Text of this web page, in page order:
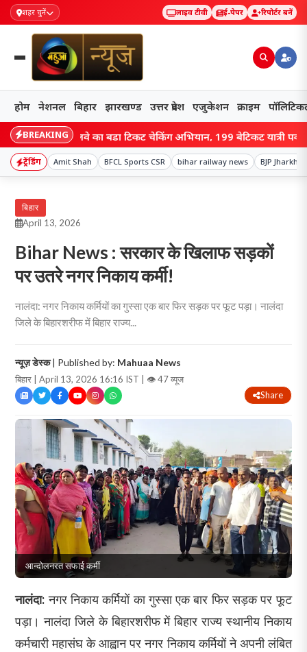
शहर चुनें लाइव टीवी ई-पेपर रिपोर्टर बनें
होम नेशनल बिहार झारखण्ड उत्तर प्रदेश एजुकेशन क्राइम
BREAKING
में रेलवे का बड़ा टिकट चेकिंग अभियान, 199 बेटिकट यात्री पकड़े गए; 1.10
ट्रेंडिंग Amit Shah BFCL Sports CSR bihar railway news BJP
बिहार
April 13, 2026
Bihar News : सरकार के खिलाफ सड़कों
पर उतरे नगर निकाय कर्मी!
नालंदा: नगर निकाय कर्मियों का गुस्सा एक बार फिर सड़क पर फूट पड़ा। नालंदा
जिले के बिहारशरीफ में बिहार राज्य...
न्यूज़ डेस्क| Published by: Mahuaa News
बिहार | April 13, 2026 16:16 IST | 👁 47 व्यूज
Share
आन्दोलनरत सफाई कर्मी
नालंदा: नगर निकाय कर्मियों का गुस्सा एक बार फिर सड़क पर फूट
पड़ा। नालंदा जिले के बिहारशरीफ में बिहार राज्य स्थानीय निकाय
कर्मचारी महासंघ के आह्वान पर नगर निकाय कर्मियों ने अपनी लंबित